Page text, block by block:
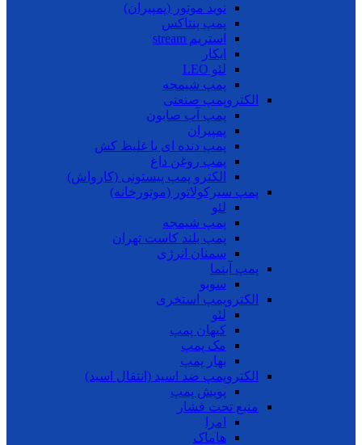
نوید موتور (پمپیران)
پمپ پنتاکس
استریم stream
ایکار
لئو LEO
پمپ شیمجه
الکتروپمپ صنعتی
پمپ آب صابون
پمپیران
پمپ دنده ای یا غلیظ کش
پمپ روغن داغ
الکترو پمپ پیستونی (کارواش)
پمپ سیرکولاتور (موتورخانه)
لئو
پمپ شیمجه
پمپ بلند کاست تهران
سمنان انرژی
پمپ آبنما
سوبو
الکتروپمپ استخری
لئو
کیهان پمپ
مک پمپ
بهار پمپ
الکتروپمپ ضد اسید (انتقال اسید)
پویش پمپ
منبع تحت فشار
امرا
هاماک